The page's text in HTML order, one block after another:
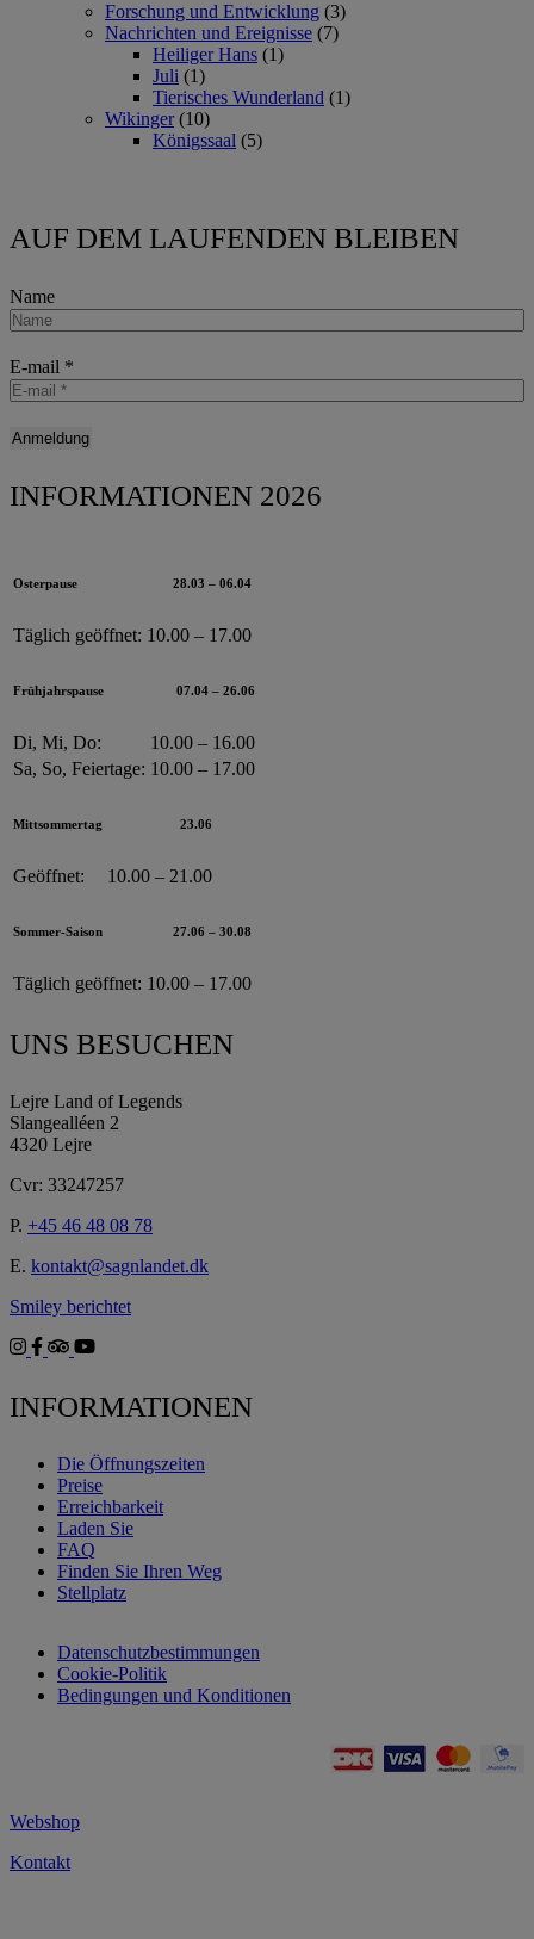
Forschung und Entwicklung (3)
Nachrichten und Ereignisse (7)
Heiliger Hans (1)
Juli (1)
Tierisches Wunderland (1)
Wikinger(10)
Königssaal (5)
AUF DEM LAUFENDEN BLEIBEN
Name
E-mail *
INFORMATIONEN 2026
Osterpause 28.03 – 06.04
Täglich geöffnet: 10.00 – 17.00
Frühjahrspause 07.04 – 26.06
Di, Mi, Do:
10.00 – 16.00
Sa, So, Feiertage: 10.00 – 17.00
Mittsommertag 23.06
Geöffnet: 10.00 – 21.00
Sommer-Saison 27.06 – 30.08
Täglich geöffnet: 10.00 – 17.00
UNS BESUCHEN
Lejre Land of Legends
Slangealléen 2
4320 Lejre
Cvr: 33247257
P. +45 46 48 08 78
E. kontakt@sagnlandet.dk
Smiley berichtet
INFORMATIONEN
Die Öffnungszeiten
Preise
Erreichbarkeit
Laden Sie
FAQ
Finden Sie Ihren Weg
Stellplatz
Datenschutzbestimmungen
Cookie-Politik
Bedingungen und Konditionen
Webshop
Kontakt